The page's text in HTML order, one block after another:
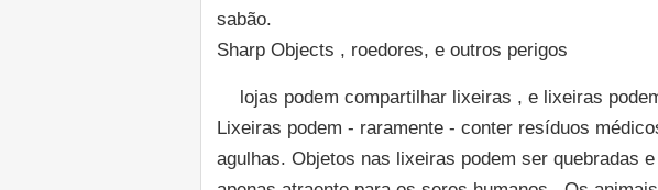
sabão.
Sharp Objects , roedores, e outros perigos
lojas podem compartilhar lixeiras , e lixeiras
Lixeiras podem - raramente - conter resíduos
agulhas. Objetos nas lixeiras podem ser quebradas